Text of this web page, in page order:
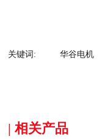
关键词: 华谷电机
| 相关产品